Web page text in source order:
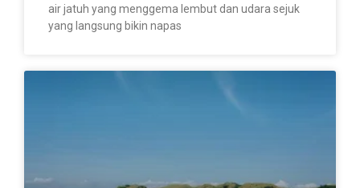
air jatuh yang menggema lembut dan udara sejuk
yang langsung bikin napas